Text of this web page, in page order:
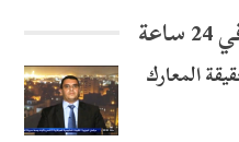
المعارك